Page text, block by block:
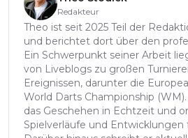
Redakteur
Theo ist seit 2025 Teil der
und berichtet dort über den
Ein Schwerpunkt seiner Arbeit
von Liveblogs zu großen
Ereignissen, darunter die
World Darts Championship
das Geschehen in Echtzeit und
Spielverläufe und Entwicklungen